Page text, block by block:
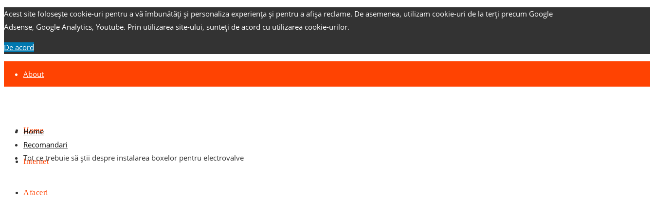
Acest site folosește cookie-uri pentru a vă îmbunătăți și personaliza experiența și pentru a afișa reclame. De asemenea, utilizam cookie-uri de la terți precum Google
Adsense, Google Analytics, Youtube. Prin utilizarea site-ului, sunteți de acord cu utilizarea cookie-urilor.
De acord
About
Home
Internet
Afaceri
Home
Recomandari
Tot ce trebuie să știi despre instalarea boxelor pentru electrovalve